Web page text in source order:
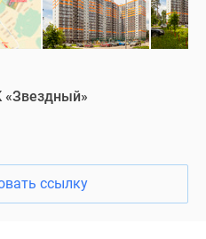
«Звездный»
ссылку